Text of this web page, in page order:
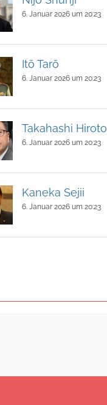
6. Januar 2026 um 20:23
Itō Tarō
6. Januar 2026 um 20:23
Takahashi Hiroto
6. Januar 2026 um 20:23
Kaneka Sejii
6. Januar 2026 um 20:23